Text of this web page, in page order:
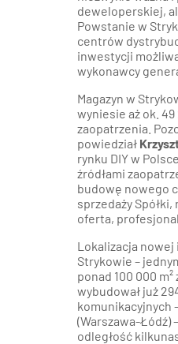
deweloperskiej,
Powstanie w
centrów
inwestycji
wykonawcy
Magazyn w
wyniesie aż ok.
zaopatrzenia.
powiedział
rynku DIY w
źródłami
budowę nowego
sprzedaży
oferta,
Lokalizacja
Strykowie –
ponad 100 000
wybudował już
komunikacyjnych
(Warszawa-Łódź)
odległość